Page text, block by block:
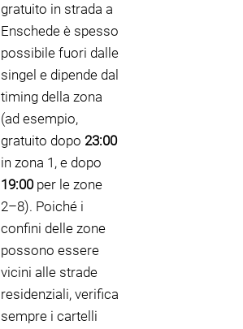
gratuito in strada a
Enschede è spesso
possibile fuori dalle
singel e dipende dal
timing della zona
(ad esempio,
gratuito dopo 23:00
in zona 1, e dopo
19:00per le zone
2–8). Poiché i
confini delle zone
possono essere
vicini alle strade
residenziali, verifica
sempre i cartelli